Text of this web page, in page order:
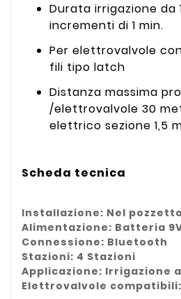
Durata irrigazione da
incrementi di 1 min.
Per elettrovalvole
fili tipo latch
Distanza massima
/elettrovalvole 30
elettrico sezione 1,5
Scheda tecnica
Installazione: Nel pozzetto
Alimentazione: Batteria
Connessione: Bluetooth
Stazioni: 4 Stazioni
Applicazione: Irrigazione
Elettrovalvole